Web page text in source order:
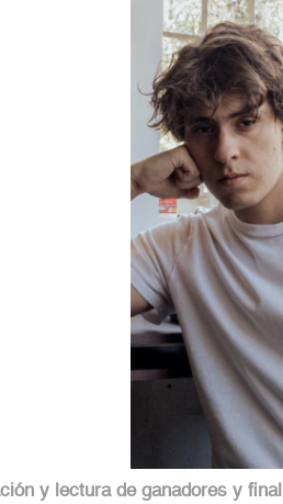
y lectura de ganadores y